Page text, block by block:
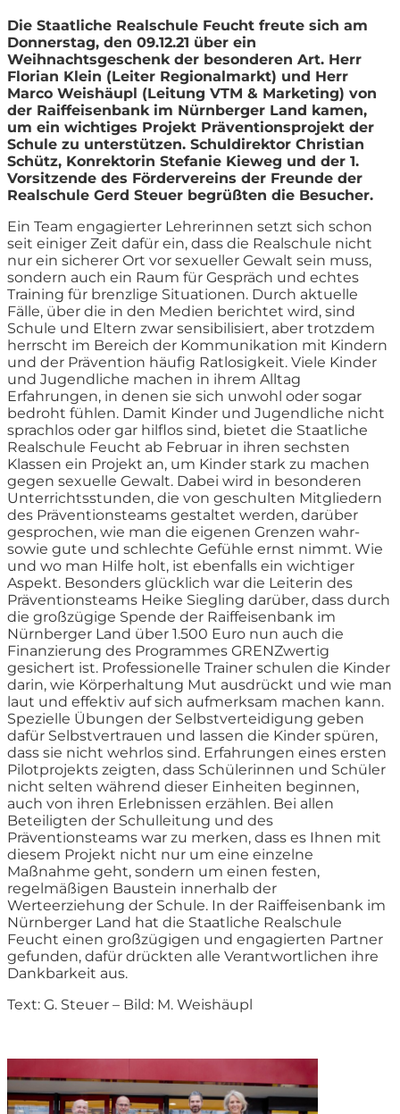
Die Staatliche Realschule Feucht freute sich am
Donnerstag, den 09.12.21 über ein
Weihnachtsgeschenk der besonderen Art. Herr
Florian Klein (Leiter Regionalmarkt) und Herr
Marco Weishäupl (Leitung VTM & Marketing) von
der Raiffeisenbank im Nürnberger Land kamen,
um ein wichtiges Projekt Präventionsprojekt der
Schule zu unterstützen. Schuldirektor Christian
Schütz, Konrektorin Stefanie Kieweg und der 1.
Vorsitzende des Fördervereins der Freunde der
Realschule Gerd Steuer begrüßten die Besucher.
Ein Team engagierter Lehrerinnen setzt sich schon
seit einiger Zeit dafür ein, dass die Realschule nicht
nur ein sicherer Ort vor sexueller Gewalt sein muss,
sondern auch ein Raum für Gespräch und echtes
Training für brenzlige Situationen. Durch aktuelle
Fälle, über die in den Medien berichtet wird, sind
Schule und Eltern zwar sensibilisiert, aber trotzdem
herrscht im Bereich der Kommunikation mit Kindern
und der Prävention häufig Ratlosigkeit. Viele Kinder
und Jugendliche machen in ihrem Alltag
Erfahrungen, in denen sie sich unwohl oder sogar
bedroht fühlen. Damit Kinder und Jugendliche nicht
sprachlos oder gar hilflos sind, bietet die Staatliche
Realschule Feucht ab Februar in ihren sechsten
Klassen ein Projekt an, um Kinder stark zu machen
gegen sexuelle Gewalt. Dabei wird in besonderen
Unterrichtsstunden, die von geschulten Mitgliedern
des Präventionsteams gestaltet werden, darüber
gesprochen, wie man die eigenen Grenzen wahr-
sowie gute und schlechte Gefühle ernst nimmt. Wie
und wo man Hilfe holt, ist ebenfalls ein wichtiger
Aspekt. Besonders glücklich war die Leiterin des
Präventionsteams Heike Siegling darüber, dass durch
die großzügige Spende der Raiffeisenbank im
Nürnberger Land über 1.500 Euro nun auch die
Finanzierung des Programmes GRENZwertig
gesichert ist. Professionelle Trainer schulen die Kinder
darin, wie Körperhaltung Mut ausdrückt und wie man
laut und effektiv auf sich aufmerksam machen kann.
Spezielle Übungen der Selbstverteidigung geben
dafür Selbstvertrauen und lassen die Kinder spüren,
dass sie nicht wehrlos sind. Erfahrungen eines ersten
Pilotprojekts zeigten, dass Schülerinnen und Schüler
nicht selten während dieser Einheiten beginnen,
auch von ihren Erlebnissen erzählen. Bei allen
Beteiligten der Schulleitung und des
Präventionsteams war zu merken, dass es Ihnen mit
diesem Projekt nicht nur um eine einzelne
Maßnahme geht, sondern um einen festen,
regelmäßigen Baustein innerhalb der
Werteerziehung der Schule. In der Raiffeisenbank im
Nürnberger Land hat die Staatliche Realschule
Feucht einen großzügigen und engagierten Partner
gefunden, dafür drückten alle Verantwortlichen ihre
Dankbarkeit aus.
Text: G. Steuer – Bild: M. Weishäupl